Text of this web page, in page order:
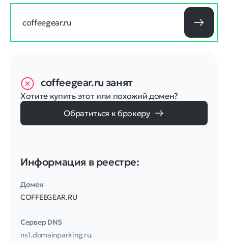
coffeegear.ruзанят
Хотите купить этот или похожий домен?
Обратиться к брокеру
Информация в реестре:
Домен
COFFEEGEAR.RU
Сервер DNS
ns1.domainparking.ru.